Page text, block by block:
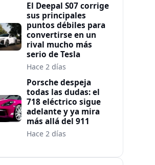
El Deepal S07 corrige
sus principales
puntos débiles para
convertirse en un
rival mucho más
serio de Tesla
Hace 2 días
Porsche despeja
todas las dudas: el
718 eléctrico sigue
adelante y ya mira
más allá del 911
Hace 2 días